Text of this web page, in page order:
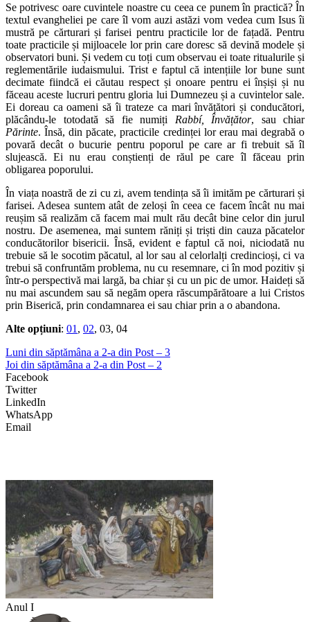
Se potrivesc oare cuvintele noastre cu ceea ce punem în practică? În
textul evangheliei pe care îl vom auzi astăzi vom vedea cum Isus îi
mustră pe cărturari și farisei pentru practicile lor de fațadă. Pentru
toate practicile și mijloacele lor prin care doresc să devină modele și
observatori buni. Și vedem cu toți cum observau ei toate ritualurile și
reglementările iudaismului. Trist e faptul că intențiile lor bune sunt
decimate fiindcă ei căutau respect și onoare pentru ei înșiși și nu
făceau aceste lucruri pentru gloria lui Dumnezeu și a cuvintelor sale.
Ei doreau ca oameni să îi trateze ca mari învățători și conducători,
plăcându-le totodată să fie numiți Rabbí, Învățător, sau chiar
Părinte. Însă, din păcate, practicile credinței lor erau mai degrabă o
povară decât o bucurie pentru poporul pe care ar fi trebuit să îl
slujească. Ei nu erau conștienți de răul pe care îl făceau prin
obligarea poporului.
În viața noastră de zi cu zi, avem tendința să îi imităm pe cărturari și
farisei. Adesea suntem atât de zeloși în ceea ce facem încât nu mai
reușim să realizăm că facem mai mult rău decât bine celor din jurul
nostru. De asemenea, mai suntem răniți și triști din cauza păcatelor
conducătorilor bisericii. Însă, evident e faptul că noi, niciodată nu
trebuie să le socotim păcatul, al lor sau al celorlalți credincioși, ci va
trebui să confruntăm problema, nu cu resemnare, ci în mod pozitiv și
într-o perspectivă mai largă, ba chiar și cu un pic de umor. Haideți să
nu mai ascundem sau să negăm opera răscumpărătoare a lui Cristos
prin Biserică, prin condamnarea ei sau chiar prin a o abandona.
Alte opțiuni: 01 , 02, 03, 04
Luni din săptămâna a 2-a din Post – 3
Joi din săptămâna a 2-a din Post – 2
Facebook
Twitter
LinkedIn
WhatsApp
Email
Anul I